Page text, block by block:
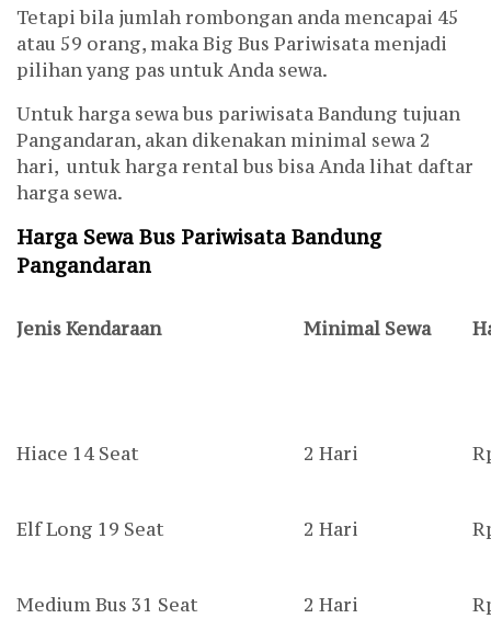
Tetapi bila jumlah rombongan anda mencapai 45
atau 59 orang, maka Big Bus Pariwisata menjadi
pilihan yang pas untuk Anda sewa.
Untuk harga sewa bus pariwisata Bandung tujuan
Pangandaran, akan dikenakan minimal sewa 2
hari, untuk harga rental bus bisa Anda lihat daftar
harga sewa.
Harga Sewa Bus Pariwisata Bandung
Pangandaran
Jenis Kendaraan Minimal Sewa
Hiace 14 Seat 2 Hari
Elf Long 19 Seat 2 Hari
Medium Bus 31 Seat 2 Hari